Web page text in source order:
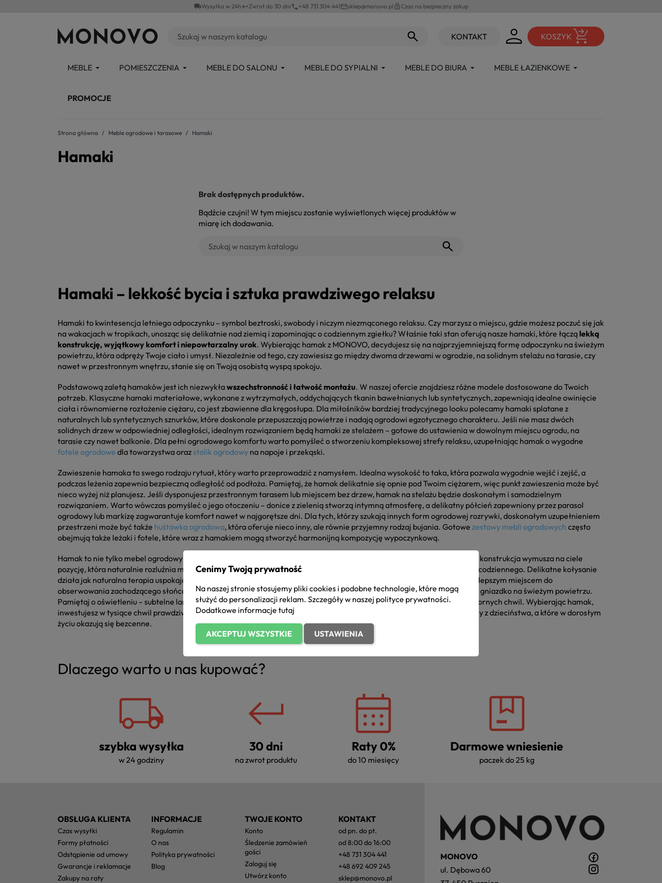
local_shippingWysyłka w 24hkeyboard_returnZwrot do 30 dni phone +48 731 304 441mail_outlinesklep@monovo.pl lock_outlineCzas na bezpieczny zakup
KONTAKT KOSZYK
MEBLE POMIESZCZENIA MEBLE DO SALONU MEBLE DO SYPIALNI MEBLE DO BIURA MEBLE ŁAZIENKOWE
PROMOCJE
Strona główna Meble ogrodowe i tarasowe Hamaki
Hamaki
Brak dostępnych produktów.
Bądźcie czujni! W tym miejscu zostanie wyświetlonych więcej produktów w
miarę ich dodawania.
Hamaki – lekkość bycia i sztuka prawdziwego relaksu
Hamaki to kwintesencja letniego odpoczynku – symbol beztroski, swobody i niczym niezmąconego relaksu. Czy marzysz o miejscu, gdzie możesz poczuć się jak
na wakacjach w tropikach, unosząc się delikatnie nad ziemią i zapominając o codziennym zgiełku? Właśnie taki stan oferują nasze hamaki, które łączą lekką
konstrukcję, wyjątkowy komfort i niepowtarzalny urok. Wybierając hamak z MONOVO, decydujesz się na najprzyjemniejszą formę odpoczynku na świeżym
powietrzu, która odpręży Twoje ciało i umysł. Niezależnie od tego, czy zawiesisz go między dwoma drzewami w ogrodzie, na solidnym stelażu na tarasie, czy
nawet w przestronnym wnętrzu, stanie się on Twoją osobistą wyspą spokoju.
Podstawową zaletą hamaków jest ich niezwykławszechstronność i łatwość montażu. W naszej ofercie znajdziesz różne modele dostosowane do Twoich
potrzeb. Klasyczne hamaki materiałowe, wykonane z wytrzymałych, oddychających tkanin bawełnianych lub syntetycznych, zapewniają idealne owinięcie
ciała i równomierne rozłożenie ciężaru, co jest zbawienne dla kręgosłupa. Dla miłośników bardziej tradycyjnego looku polecamy hamaki splatane z
naturalnych lub syntetycznych sznurków, które doskonale przepuszczają powietrze i nadają ogrodowi egzotycznego charakteru. Jeśli nie masz dwóch
solidnych drzew w odpowiedniej odległości, idealnym rozwiązaniem będą hamaki ze stelażem – gotowe do ustawienia w dowolnym miejscu ogrodu, na
tarasie czy nawet balkonie. Dla pełni ogrodowego komfortu warto pomyśleć o stworzeniu kompleksowej strefy relaksu, uzupełniając hamak o wygodne
fotele ogrodowe dla towarzystwa oraz stolik ogrodowy na napoje i przekąski.
Zawieszenie hamaka to swego rodzaju rytuał, który warto przeprowadzić z namysłem. Idealna wysokość to taka, która pozwala wygodnie wejść i zejść, a
podczas leżenia zapewnia bezpieczną odległość od podłoża. Pamiętaj, że hamak delikatnie się opnie pod Twoim ciężarem, więc punkt zawieszenia może być
nieco wyżej niż planujesz. Jeśli dysponujesz przestronnym tarasem lub miejscem bez drzew, hamak na stelażu będzie doskonałym i samodzielnym
rozwiązaniem. Warto wówczas pomyśleć o jego otoczeniu – donice z zielenią stworzą intymną atmosferę, a delikatny półcień zapewniony przez parasol
ogrodowy lub markizę zagwarantuje komfort nawet w najgorętsze dni. Dla tych, którzy szukają innych form ogrodowej rozrywki, doskonałym uzupełnieniem
przestrzeni może być także huśtawka ogrodowa, która oferuje nieco inny, ale równie przyjemny rodzaj bujania. Gotowe zestawy mebli ogrodowych często
obejmują także leżaki i fotele, które wraz z hamakiem mogą stworzyć harmonijną kompozycję wypoczynkową.
Hamak to nie tylko mebel ogrodowy – to filozofia życia zachęcająca do zwolnienia tempa i celebracji chwili. Jego unikalna konstrukcja wymusza na ciele
pozycję, która naturalnie rozluźnia mięśnie i odciąża kręgosłup, czyniąc go znakomitym antidotum na stres i napięcia dnia codziennego. Delikatne kołysanie
działa jak naturalna terapia uspokajająca, regulując oddech i uspokajając myśli. Wieczorem Twój hamak może stać się najlepszym miejscem do
obserwowania zachodzącego słońca i pierwszych gwiazd na niebie. Wystarczy lekki koc i poduszka, by stworzyć przytulne gniazdko na świeżym powietrzu.
Pamiętaj o oświetleniu – subtelne lampki solarne zawieszone na pobliskich gałęziach lub stelażu wydobędą magię z wieczornych chwil. Wybierając hamak,
inwestujesz w tysiące chwil prawdziwego, głębokiego relaksu – to powrót do najprostszych przyjemności, które pamiętamy z dzieciństwa, a które w dorosłym
życiu okazują się bezcenne.
Dlaczego warto u nas kupować?
szybka wysyłka
w 24 godziny
30 dni
na zwrot produktu
Raty 0%
do 10 miesięcy
Darmowe wniesienie
paczek do 25 kg
OBSŁUGA KLIENTA
czas wysyłki
formy płatności
odstąpienie od umowy
gwarancje i reklamacje
zakupy na raty
INFORMACJE
regulamin
o nas
polityka prywatności
blog
TWOJE KONTO
konto
śledzenie zamówień
gości
zaloguj się
utwórz konto
MONOVO
ul. Dębowa 60
Cenimy Twoją prywatność
Na naszej stronie stosujemy pliki cookies i podobne technologie, które mogą
służyć do personalizacji reklam. Szczegóły w naszej polityce prywatności.
Dodatkowe informacje tutaj
AKCEPTUJ WSZYSTKIE USTAWIENIA
KONTAKT
od pn. do pt.
od 8:00 do 16:00
+48 731 304 441
+48 692 409 245
sklep@monovo.pl